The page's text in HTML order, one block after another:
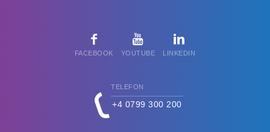
FACEBOOK YOUTUBE LINKEDIN
TELEFON
+4 0799 300 200